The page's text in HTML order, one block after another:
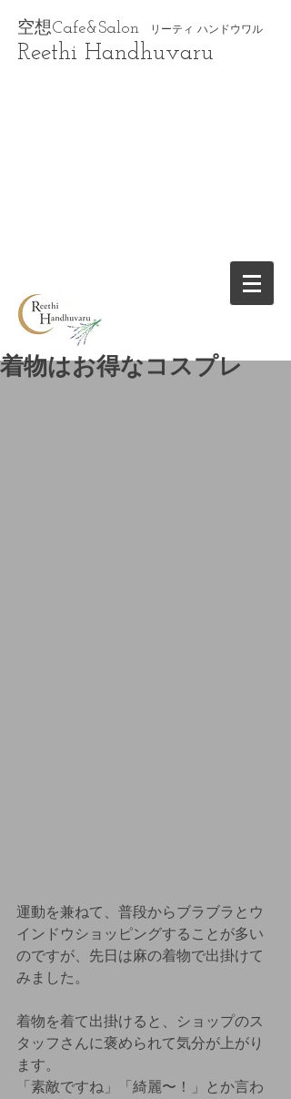
空想Cafe&Salon リーティ ハンドウワル
Reethi Handhuvaru
着物はお得なコスプレ
運動を兼ねて、普段からブラブラとウ
インドウショッピングすることが多い
のですが、先日は麻の着物で出掛けて
みました。
着物を着て出掛けると、ショップのス
タッフさんに褒められて気分が上がり
ます。
「素敵ですね」「綺麗〜！」とか言わ